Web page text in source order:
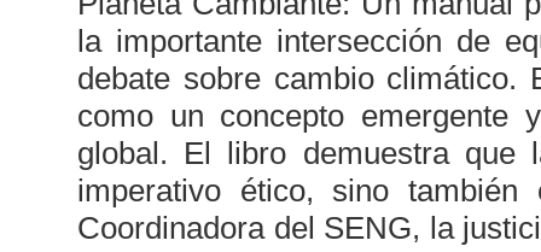
la importante intersección de
debate sobre cambio climático.
como un concepto emergente
global. El libro demuestra que
imperativo ético, sino
Coordinadora del SENG, la